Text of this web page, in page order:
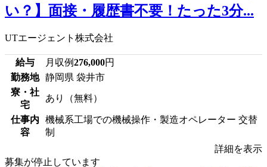
い？】面接・履歴書不要！たった3分...
UTエージェント株式会社
給与 月収例276,000円
勤務地
静岡県 袋井市
寮・社
宅
あり（無料）
仕事内
容
機械系工場での機械操作・製造オペレーター 交替
制
詳細を表示
募集が停止しています